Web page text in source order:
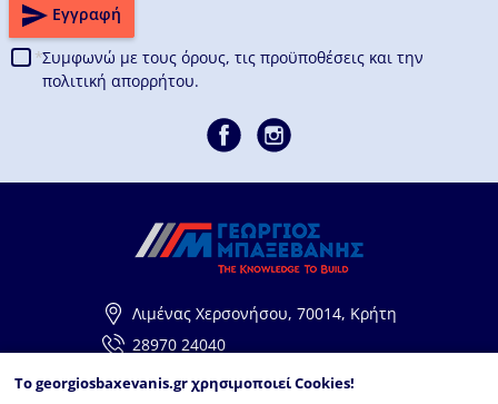
Εγγραφή
Συμφωνώ με τους όρους, τις προϋποθέσεις και την
πολιτική απορρήτου.
Λιμένας Χερσονήσου, 70014, Κρήτη
28970 24040
info@georgiosbaxevanis.gr
Togeorgiosbaxevanis.grχρησιμοποιεί Cookies!